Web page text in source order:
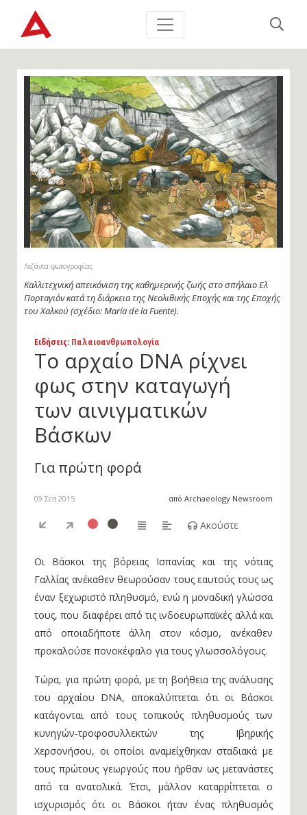
Λεζάντα φωτογραφίας
Καλλιτεχνική απεικόνιση της καθημερινής ζωής στο σπήλαιο Ελ
Πορταγιόν κατά τη διάρκεια της Νεολιθικής Εποχής και της Εποχής
του Χαλκού (σχέδιο: María de la Fuente).
Ειδήσεις: Παλαιοανθρωπολογία
Το αρχαίο DNA ρίχνει
φως στην καταγωγή
των αινιγματικών
Βάσκων
Για πρώτη φορά
09 Σεπ 2015 από Archaeology Newsroom
Ακούστε
Οι Βάσκοι της βόρειας Ισπανίας και της νότιας
Γαλλίας ανέκαθεν θεωρούσαν τους εαυτούς τους ως
έναν ξεχωριστό πληθυσμό, ενώ η μοναδική γλώσσα
τους, που διαφέρει από τις ινδοευρωπαϊκές αλλά και
από οποιαδήποτε άλλη στον κόσμο, ανέκαθεν
προκαλούσε πονοκέφαλο για τους γλωσσολόγους.
Τώρα, για πρώτη φορά, με τη βοήθεια της ανάλυσης
του αρχαίου DNA, αποκαλύπτεται ότι οι Βάσκοι
κατάγονται από τους τοπικούς πληθυσμούς των
κυνηγών-τροφοσυλλεκτών της Ιβηρικής
Χερσονήσου, οι οποίοι αναμείχθηκαν σταδιακά με
τους πρώτους γεωργούς που ήρθαν ως μετανάστες
από τα ανατολικά. Έτσι, μάλλον καταρρίπτεται ο
ισχυρισμός ότι οι Βάσκοι ήταν ένας πληθυσμός